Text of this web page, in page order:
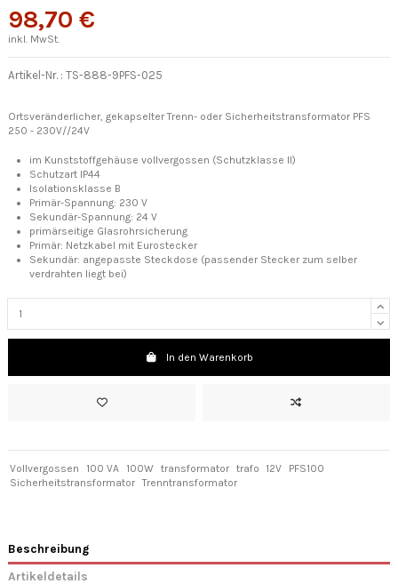
98,70 €
inkl. MwSt.
Artikel-Nr. : TS-888-9PFS-025
Ortsveränderlicher, gekapselter Trenn- oder Sicherheitstransformator PFS
250 - 230V//24V
im Kunststoffgehäuse vollvergossen (Schutzklasse II)
Schutzart IP44
Isolationsklasse B
Primär-Spannung: 230 V
Sekundär-Spannung: 24 V
primärseitige Glasrohrsicherung
Primär: Netzkabel mit Eurostecker
Sekundär: angepasste Steckdose (passender Stecker zum selber
verdrahten liegt bei)
In den Warenkorb
Vollvergossen 100 VA 100W transformator trafo 12V
PFS100
Sicherheitstransformator Trenntransformator
Beschreibung
Artikeldetails